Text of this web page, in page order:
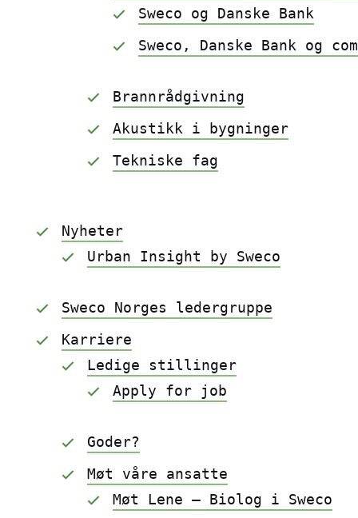
Sweco og Danske Bank
Sweco, Danske Bank og
Brannrådgivning
Akustikk i bygninger
Tekniske fag
Nyheter
Urban Insight by Sweco
Sweco Norges ledergruppe
Karriere
Ledige stillinger
Apply for job
Goder?
Møt våre ansatte
Møt Lene – Biolog i Sweco